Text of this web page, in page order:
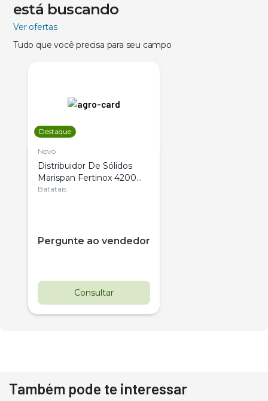
está buscando
Ver ofertas
Tudo que você precisa para seu campo
Destaque
Novo
Distribuidor De Sólidos
Marispan Fertinox 4200
Citrus
Batatais
Pergunte ao vendedor
Consultar
Destaque
Também pode te interessar